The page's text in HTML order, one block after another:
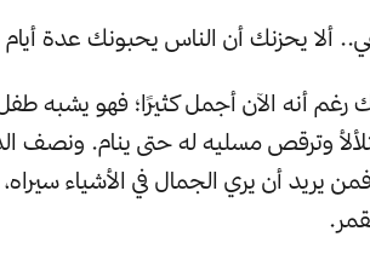
ألا يحزنك أن الناس يحبونك عدة
رغم أنه الآن أجمل كثيرًا؛ فهو يشبه
وترقص مسليه له حتى ينام. ونصف
يريد أن يري الجمال في الأشياء